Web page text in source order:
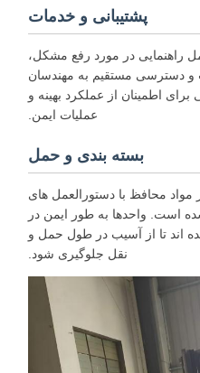
پشتیبانی و خدمات
در مورد رفع مشکل،
مستقیم به مهندسان
از عملکرد بهینه و
عملیات ایمن.
بسته بندی و حمل
محافظ با دستورالعمل های
واحدها به طور ایمن در
تا از آسیب در طول حمل و
نقل جلوگیری شود.